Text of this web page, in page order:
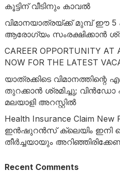
കൂട്ടിന് വീടിനും കാവൽ
വിമാനയാത്രയ്ക്ക് മുമ്പ് ഈ
ആരോഗ്യം സംരക്ഷിക്കാൻ
CAREER OPPORTUNITY
NOW FOR THE LATEST
യാത്രക്കിടെ
തുറക്കാൻ ശ്രമിച്ചു;
മലയാളി അറസ്റ്റിൽ
Health Insurance Claim
ഇൻഷുറൻസ് ക്ലെയിം ഇനി
തീർച്ചയായും
Recent Comments